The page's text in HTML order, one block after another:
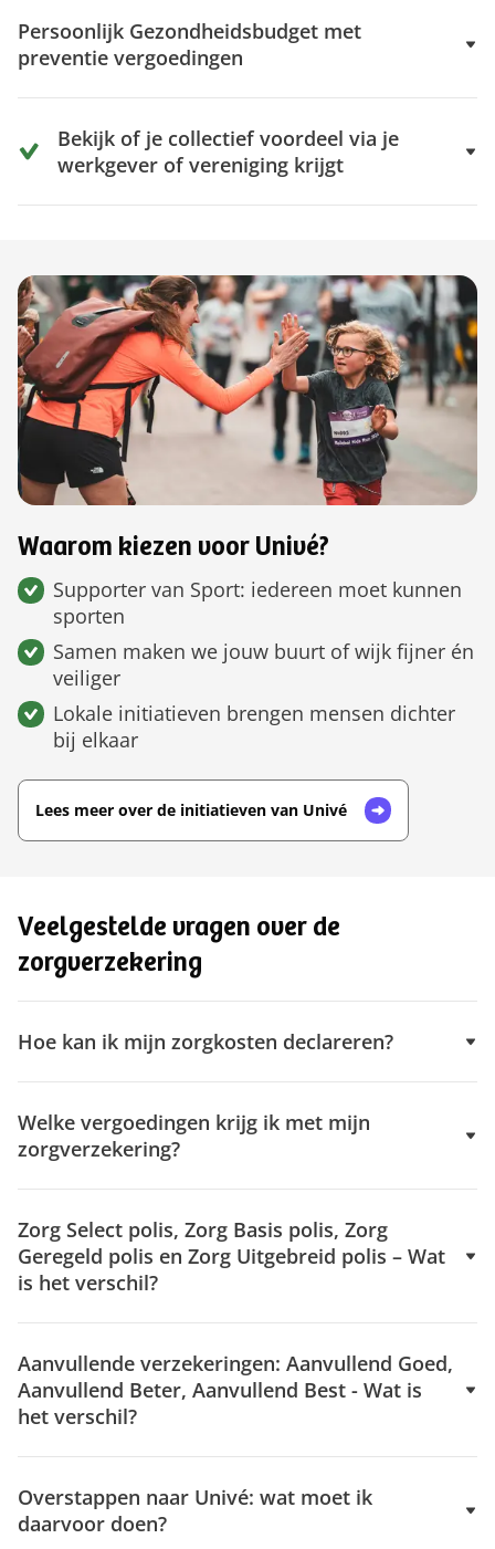
Persoonlijk Gezondheidsbudget met
preventie vergoedingen
Bekijk of je collectief voordeel via je
werkgever of vereniging krijgt
Waarom kiezen voor Univé?
Supporter van Sport: iedereen moet kunnen
sporten
Samen maken we jouw buurt of wijk fijner én
veiliger
Lokale initiatieven brengen mensen dichter
bij elkaar
Lees meer over de initiatieven van Univé
Veelgestelde vragen over de
zorgverzekering
Hoe kan ik mijn zorgkosten declareren?
Welke vergoedingen krijg ik met mijn
zorgverzekering?
Zorg Select polis, Zorg Basis polis, Zorg
Geregeld polis en Zorg Uitgebreid polis – Wat
is het verschil?
Aanvullende verzekeringen: Aanvullend Goed,
Aanvullend Beter, Aanvullend Best - Wat is
het verschil?
Overstappen naar Univé: wat moet ik
daarvoor doen?